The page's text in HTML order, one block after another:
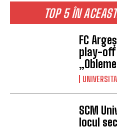
TOP 5 ÎN
FC
play-off
SCM
locul